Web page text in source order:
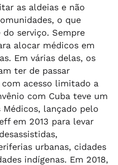
as aldeias e não
o que
serviço. Sempre
alocar médicos em
Em várias delas, os
ter de passar
com acesso limitado a
com Cuba teve um
lançado pelo
em 2013 para levar
urbanas, cidades
indígenas. Em 2018,